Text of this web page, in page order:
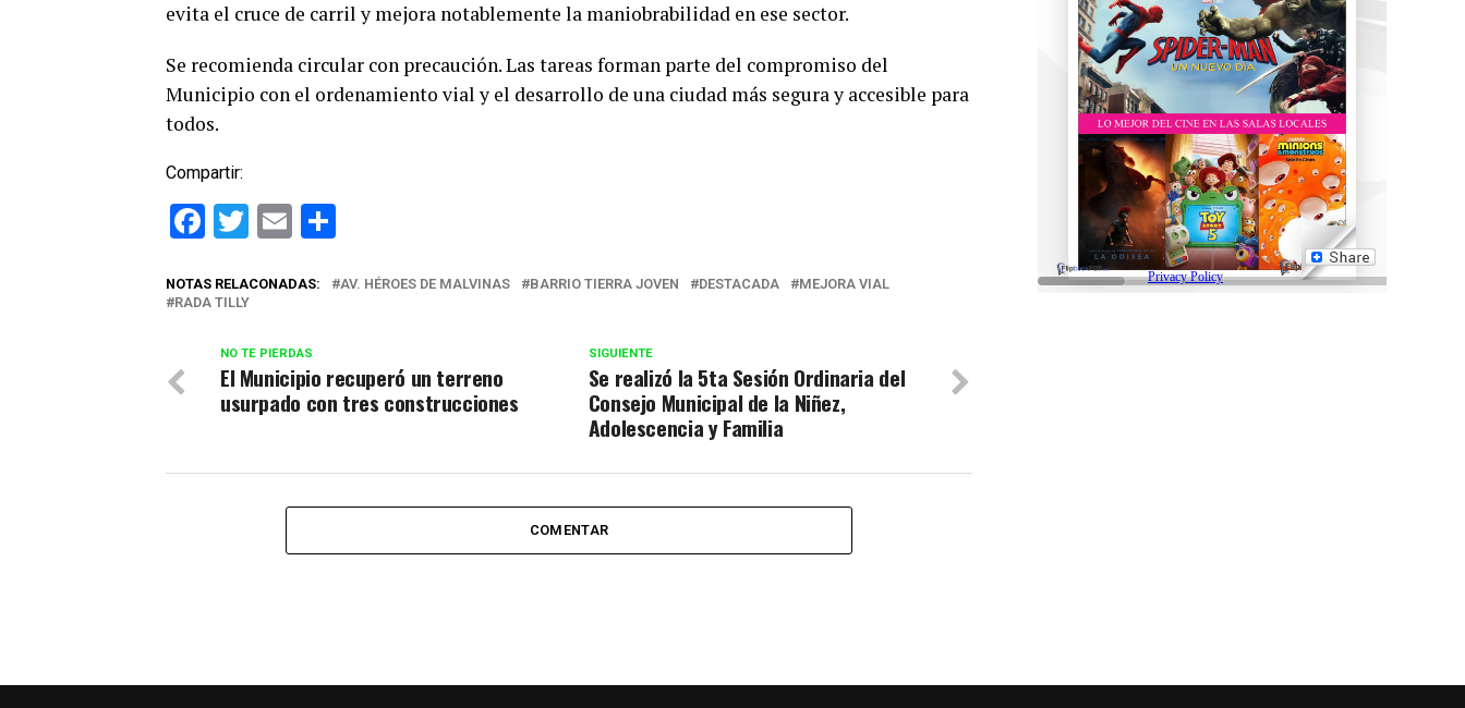
evita el cruce de carril y mejora notablemente la maniobrabilidad en ese sector.
Se recomienda circular con precaución. Las tareas forman parte del compromiso del
Municipio con el ordenamiento vial y el desarrollo de una ciudad más segura y accesible para
todos.
Compartir:
Facebook
Twitter
Email
NOTAS RELACONADAS: AV. HÉROES DE MALVINAS BARRIO TIERRA JOVEN DESTACADA
MEJORA VIAL
RADA TILLY
SIGUIENTE
Se realizó la 5ta Sesión Ordinaria del
Consejo Municipal de la Niñez,
Adolescencia y Familia
NO TE PIERDAS
El Municipio recuperó un terreno
usurpado con tres construcciones
COMENTAR